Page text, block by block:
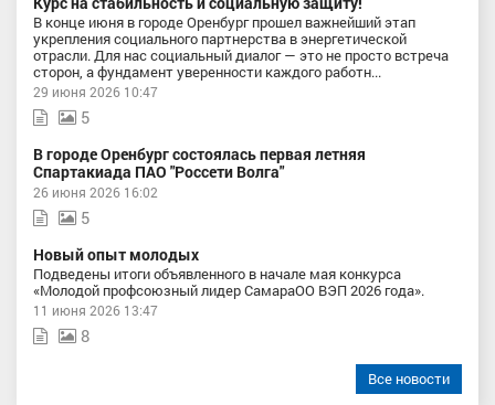
В конце июня в городе Оренбург прошел важнейший этап
укрепления социального партнерства в энергетической
отрасли. Для нас социальный диалог — это не просто встреча
сторон, а фундамент уверенности каждого работн...
29 июня 2026 10:47
5
В городе Оренбург состоялась первая летняя
Спартакиада ПАО "Россети Волга"
26 июня 2026 16:02
5
Новый опыт молодых
Подведены итоги объявленного в начале мая конкурса
«Молодой профсоюзный лидер СамараОО ВЭП 2026 года».
11 июня 2026 13:47
8
Все новости